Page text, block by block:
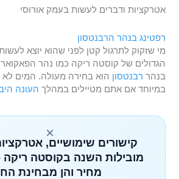
אטרקציות ודברים לעשות בעמק אורוסי
רפטינג בנהר הרבנטסון
מי שזקוק לתרגול קטן לפני שהוא יוצא
הגדולים של קוסטה ריקה כמו נהר
בנהר רבנטסון הוא בחירה מעולה. המים לא
במיוחד אם אתם מטיילים במהלך העונה
×
קישורים שימושיים,
מובילות השנה בקוסטה ריקה
מחיר והן מבחינת